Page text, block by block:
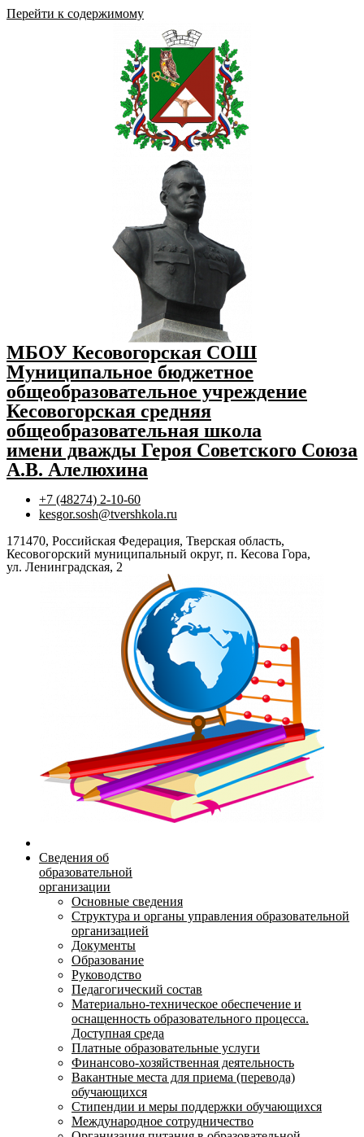
Перейти к содержимому
МБОУ Кесовогорская СОШ
Муниципальное бюджетное
общеобразовательное учреждение
Кесовогорская средняя
общеобразовательная школа
имени дважды Героя Советского Союза
А.В. Алелюхина
+7 (48274) 2-10-60
kesgor.sosh@tvershkola.ru
171470, Российская Федерация, Тверская область,
Кесовогорский муниципальный округ, п. Кесова Гора,
ул. Ленинградская, 2
Сведения об
образовательной
организации
Основные сведения
Структура и органы управления образовательной
организацией
Документы
Образование
Руководство
Педагогический состав
Материально-техническое обеспечение и
оснащенность образовательного процесса.
Доступная среда
Платные образовательные услуги
Финансово-хозяйственная деятельность
Вакантные места для приема (перевода)
обучающихся
Стипендии и меры поддержки обучающихся
Международное сотрудничество